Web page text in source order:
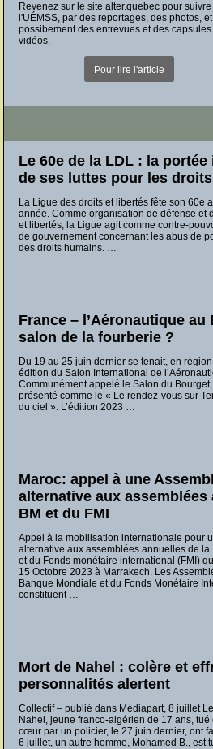
Revenez sur le site alter.quebec pour suivre
l'UÉMSS, par des reportages, des photos, et
possibement des entrevues et des capsules
vidéos.
Pour lire l'article
Le 60e de la LDL : la
de ses luttes pour les
La Ligue des droits et libertés fête son 60e
année. Comme organisation de défense et
et libertés, la Ligue agit comme contre-
de gouvernement concernant les abus de
des droits humains. …
France – l’Aéronautique au
salon de la fourberie ?
Du 19 au 25 juin dernier se tenait, en
édition du Salon International de
Communément appelé le Salon du Bourget,
présenté comme le « Le rendez-vous sur
du ciel ». L’édition 2023 …
Maroc: appel à une
alternative aux assemblées
BM et du FMI
Appel à la mobilisation internationale pour
alternative aux assemblées annuelles de
et du Fonds monétaire international (FMI)
15 Octobre 2023 à Marrakech. Les
Banque Mondiale et du Fonds Monétaire
constituent …
Mort de Nahel : colère et
personnalités alertent
Collectif – publié dans Médiapart, 8 juillet
Nahel, jeune franco-algérien de 17 ans, tué
cœur par un policier, le 27 juin dernier, ont
6 juillet, un autre homme, Mohamed B., est